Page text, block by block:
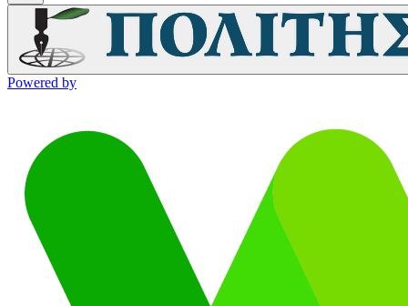
Powered by